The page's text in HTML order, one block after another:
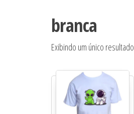
branca
Exibindo um único resultado